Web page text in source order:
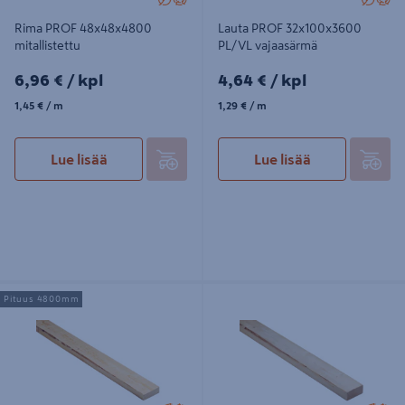
Rima PROF 48x48x4800
mitallistettu
6,96€/kpl
6,96 € / kpl
1,45€/m
1,45 € / m
Lue lisää
Lauta PROF 32x100x3600
PL/VL vajaasärmä
4,64€/kpl
4,64 € / kpl
1,29€/m
1,29 € / m
Lue lisää
Lauta PROF 32x100x4800 PL/VL
vajaasärmä
Pituus 4800mm